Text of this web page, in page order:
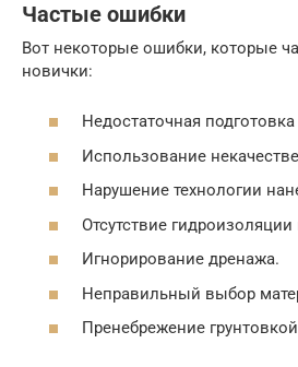
Частые ошибки
Вот некоторые ошибки, которые
новички:
Недостаточная
Использование
Нарушение технологии
Отсутствие
Игнорирование дренажа.
Неправильный выбор
Пренебрежение